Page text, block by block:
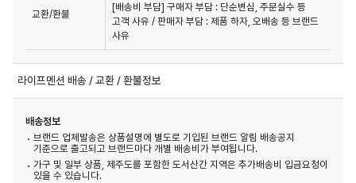
교환/환불
[배송비 부담] 구매자 부담 : 단순변심, 주문실수 등
고객 사유 / 판매자 부담 : 제품 하자, 오배송 등 브랜드
사유
라이프멘션 배송 / 교환 / 환불정보
배송정보
브랜드 업체발송은 상품설명에 별도로 기입된 브랜드 알림 배송공지
기준으로 출고되고 브랜드마다 개별 배송비가 부여됩니다.
가구 및 일부 상품, 제주도를 포함한 도서산간 지역은 추가배송비 입금요청이
있을 수 있습니다.